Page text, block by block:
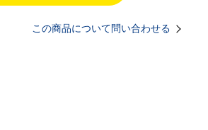
この商品について問い合わせる